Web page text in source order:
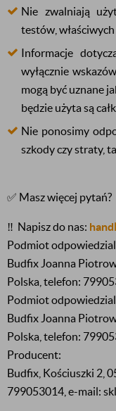
Nie zwalniają
testów,
Informacje
wyłącznie
mogą być uznane
będzie użyta są
Nie ponosimy
szkody czy straty,
✅ Masz więcej pytań?
‼️ Napisz do nas:
Podmiot
Budfix Joanna
Polska, telefon:
Podmiot
Budfix Joanna
Polska, telefon:
Producent:
Budfix, Kościuszki 2,
799053014, e-mail: